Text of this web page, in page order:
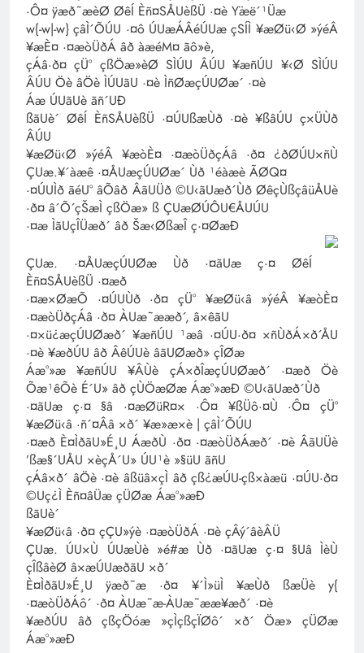
·Ô¤ ÿæð˜æèØ ØêÍ Èñ¤SÅUèßÜ ·¤è Ÿæë´¹Üæ
w{-w|-w} çâÌ´ÕÚU ·¤ô ÚUæÁÂéÚUæ çSÍÌ ¥æØü‹Ø »ýéÂ
¥æÈ¤ ·¤æòÜðÁ âð àæéM¤ ãô»è,
çÁâ·ð¤ çÜ° çßÖæ»èØ SÌÚU ÂÚU ¥æñÚU ¥‹Ø SÌÚU
ÂÚU Öè âÖè ÌÚUãU ·¤è ÌñØæçÚUØæ´ ·¤è
Áæ ÚUãUè ãñ´UÐ
ßãUè´ ØêÍ ÈñSÅUèßÜ ·¤ÚUßæÙð ·¤è ¥ßâÚU ç×ÜÙð
ÂÚU
¥æØü‹Ø »ýéÂ ¥æòÈ¤ ·¤æòÜðçÁâ ·ð¤ ¿ðØÚU×ñÙ
ÇUæ.¥´àæê ·¤ÅUæçÚUØæ´ Ùð ¹éàæè ÃØQ¤
·¤ÚUÌð ãéU° âÕâð ÂãUÜð ©U‹ãUæð´Ùð ØêçÙßçâüÅUè
·ð¤ â´Õ´çŠæÌ çßÖæ» ß ÇUæØÚÔU€ÅUÚU
·¤æ ÌãUçÎÜæð´ âð Šæ‹ØßæÎ ç·¤ØæÐ
ÇUæ. ·¤ÅUæçÚUØæ Ùð ·¤ãUæ ç·¤ ØêÍ
Èñ¤SÅUèßÜ ·¤æð
·¤æ×ØæÕ ·¤ÚUÙð ·ð¤ çÜ° ¥æØü‹â »ýéÂ ¥æòÈ¤
·¤æòÜðçÁâ ·ð¤ ÀUæ˜ææð´, â×êãU
·¤×ü¿æçÚUØæð´ ¥æñÚU ¹æâ ·¤ÚU·ð¤ ×ñÙðÁ×ð´ÅU
·¤è ¥æðÚU âð ÂêÚUè âãUØæð» çÎØæ
Áæ°»æ ¥æñÚU ¥ÂÙè çÁ×ðÎæçÚUØæð´ ·¤æð Öè
Õæ¹êÕè É´U» âð çÙÖæØæ Áæ°»æÐ ©U‹ãUæð´Ùð
·¤ãUæ ç·¤ §â ·¤æØüR¤× ·Ô¤ ¥ßÜô·¤Ù ·Ô¤ çÜ°
¥æØü‹â ·ñ´¤Ââ ×ð´ ¥æ»æ×è | çâÌ´ÕÚU
·¤æð È¤ÌðãU»É¸U ÁæðÙ ·ð¤ ·¤æòÜðÁæð´ ·¤è ÂãUÜè
’ßæ§´UÅU ×èçÅ´U» ÚU¹è »§üU ãñU
çÁâ×ð´ âÖè ·¤è âßüâ×çÌ âð çß¿æÚU-çß×àæü ·¤ÚU·ð¤
©Uç¿Ì Èñ¤âÜæ çÜØæ Áæ°»æÐ
ßãUè´
¥æØü‹â ·ð¤ çÇU»ýè ·¤æòÜðÁ ·¤è çÂý´âèÂÜ
ÇUæ. ÚU×Ù ÚUæÙè »é#æ Ùð ·¤ãUæ ç·¤ §Uâ ÌèÙ
çÎßâèØ â×æÚUæðãU ×ð´
È¤ÌðãU»É¸U ÿæð˜æ ·ð¤ ¥´Ì»üÌ ¥æÙð ßæÜè y{
·¤æòÜðÁô´ ·ð¤ ÀUæ˜æ-ÀUæ˜ææ¥æð´ ·¤è
¥æðÚU âð çßçÖóæ »çÌçßçÏØô´ ×ð´ Öæ» çÜØæ
Áæ°»æÐ